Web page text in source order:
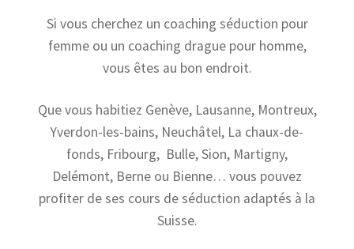
Si vous cherchez un coaching séduction pour
femme ou un coaching drague pour homme,
vous êtes au bon endroit.
Que vous habitiez Genève, Lausanne, Montreux,
Yverdon-les-bains, Neuchâtel, La chaux-de-
fonds, Fribourg, Bulle, Sion, Martigny,
Delémont, Berne ou Bienne… vous pouvez
profiter de ses cours de séduction adaptés à la
Suisse.